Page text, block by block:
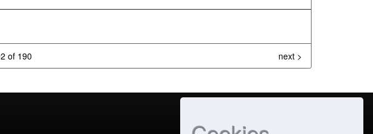
of 190 next >